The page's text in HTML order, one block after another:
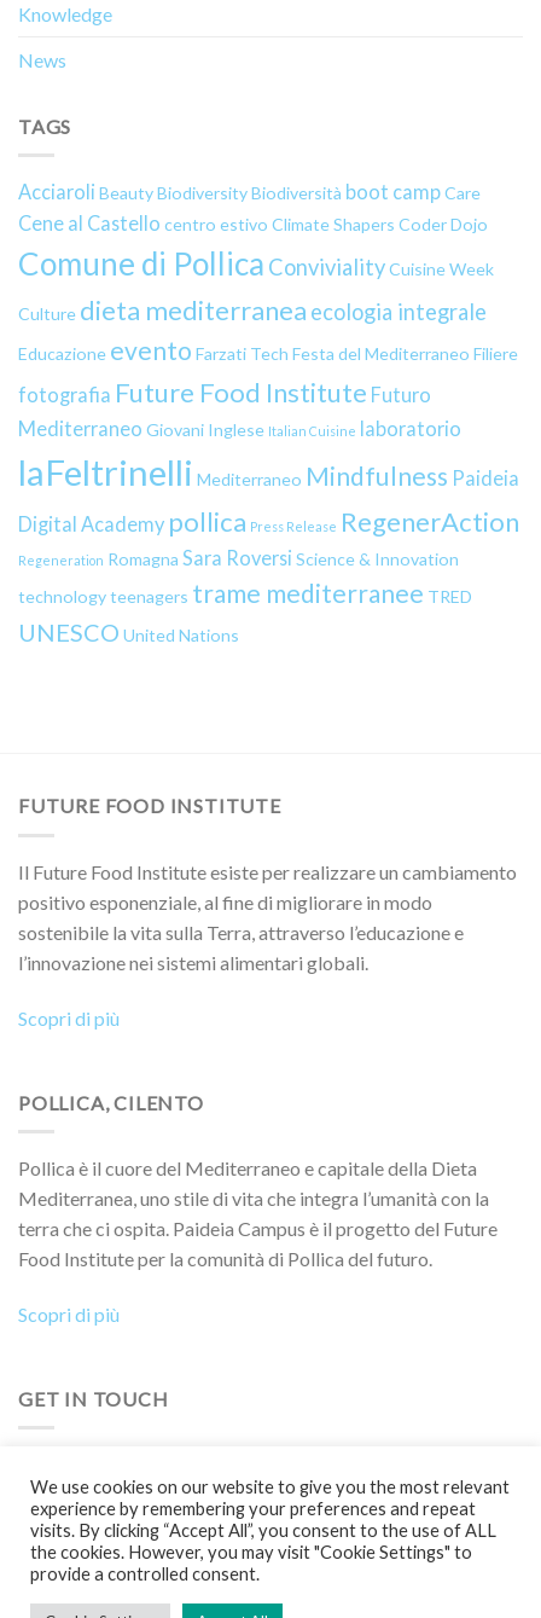
Knowledge
News
TAGS
Acciaroli BeautyBiodiversityBiodiversità boot campCare
Cene al Castello centro estivo Climate Shapers Coder Dojo
Comune di Pollica ConvivialityCuisine Week
Culture dieta mediterranea ecologia integrale
Educazione evento Farzati Tech Festa del Mediterraneo Filiere
fotografia Future Food Institute Futuro
Mediterraneo Giovani Inglese Italian Cuisine laboratorio
laFeltrinelli Mediterraneo Mindfulness Paideia
Digital Academy pollica Press Release RegenerAction
Regeneration Romagna Sara Roversi Science & Innovation
technologyteenagers trame mediterranee TRED
UNESCO United Nations
FUTURE FOOD INSTITUTE
Il Future Food Institute esiste per realizzare un cambiamento
positivo esponenziale, al fine di migliorare in modo
sostenibile la vita sulla Terra, attraverso l’educazione e
l’innovazione nei sistemi alimentari globali.
Scopri di più
POLLICA, CILENTO
Pollica è il cuore del Mediterraneo e capitale della Dieta
Mediterranea, uno stile di vita che integra l’umanità con la
terra che ci ospita. Paideia Campus è il progetto del Future
Food Institute per la comunità di Pollica del futuro.
Scopri di più
GET IN TOUCH
Boot Camp o semplicemente saperne di più?
Contattaci!
We use cookies on our website to give you the most relevant
experience by remembering your preferences and repeat
visits. By clicking “Accept All”, you consent to the use of ALL
the cookies. However, you may visit "Cookie Settings" to
provide a controlled consent.